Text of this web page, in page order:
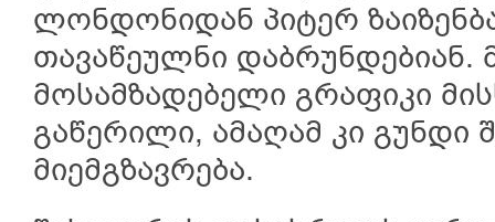
ლონდონიდან პიტერ
თავაწეულნი დაბრუნდებიან.
მოსამზადებელი გრაფიკი
გაწერილი, ამაღამ კი გუნდი
მიემგზავრება.